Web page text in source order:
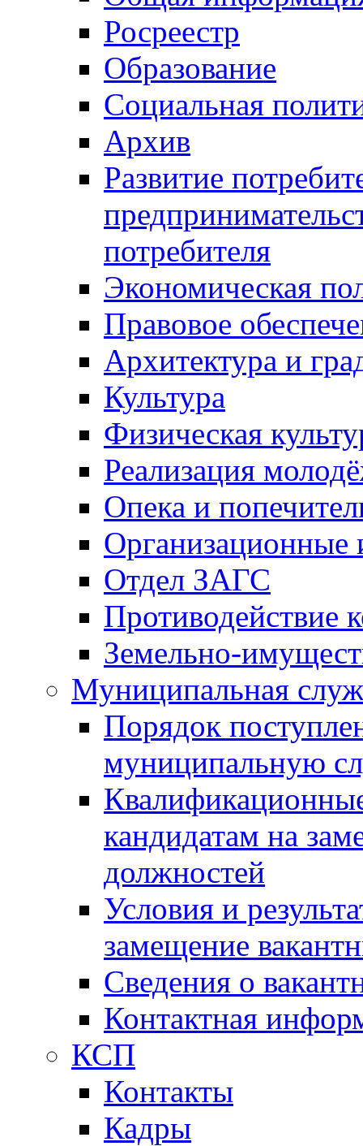
Росреестр
Образование
Социальная
Архив
Развитие
потребителя
Экономическая
Правовое
Архитектура и
Культура
Физическая
Реализация
Опека и
Отдел ЗАГС
Противодействие
Земельно-
Муниципальная
Порядок
муниципальную
кандидатам на
должностей
Условия и
замещение
Сведения о
Контактная
КСП
Контакты
Кадры